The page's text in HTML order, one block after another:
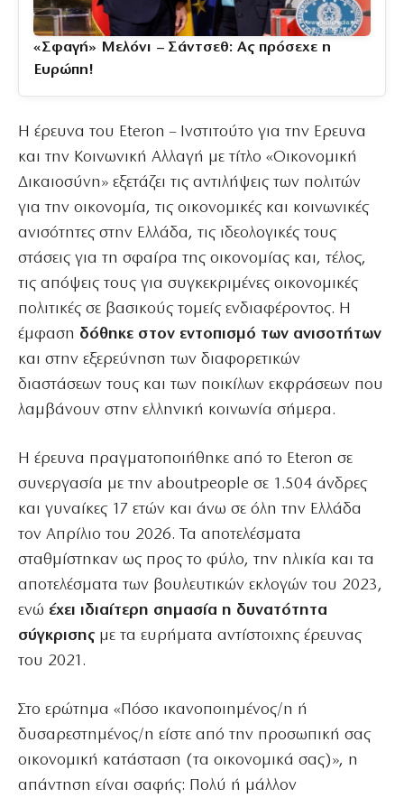
«Σφαγή» Μελόνι – Σάντσεθ: Ας πρόσεχε η
Ευρώπη!
Η έρευνα του Eteron – Ινστιτούτο για την Ερευνα
και την Κοινωνική Αλλαγή με τίτλο «Οικονομική
Δικαιοσύνη» εξετάζει τις αντιλήψεις των πολιτών
για την οικονομία, τις οικονομικές και κοινωνικές
ανισότητες στην Ελλάδα, τις ιδεολογικές τους
στάσεις για τη σφαίρα της οικονομίας και, τέλος,
τις απόψεις τους για συγκεκριμένες οικονομικές
πολιτικές σε βασικούς τομείς ενδιαφέροντος. Η
έμφαση δόθηκε στον εντοπισμό των ανισοτήτων
και στην εξερεύνηση των διαφορετικών
διαστάσεων τους και των ποικίλων εκφράσεων που
λαμβάνουν στην ελληνική κοινωνία σήμερα.
Η έρευνα πραγματοποιήθηκε από το Eteron σε
συνεργασία με την aboutpeople σε 1.504 άνδρες
και γυναίκες 17 ετών και άνω σε όλη την Ελλάδα
τον Απρίλιο του 2026. Τα αποτελέσματα
σταθμίστηκαν ως προς το φύλο, την ηλικία και τα
αποτελέσματα των βουλευτικών εκλογών του 2023,
ενώ έχει ιδιαίτερη σημασία η δυνατότητα
σύγκρισης με τα ευρήματα αντίστοιχης έρευνας
του 2021.
Στο ερώτημα «Πόσο ικανοποιημένος/η ή
δυσαρεστημένος/η είστε από την προσωπική σας
οικονομική κατάσταση (τα οικονομικά σας)», η
απάντηση είναι σαφής: Πολύ ή μάλλον